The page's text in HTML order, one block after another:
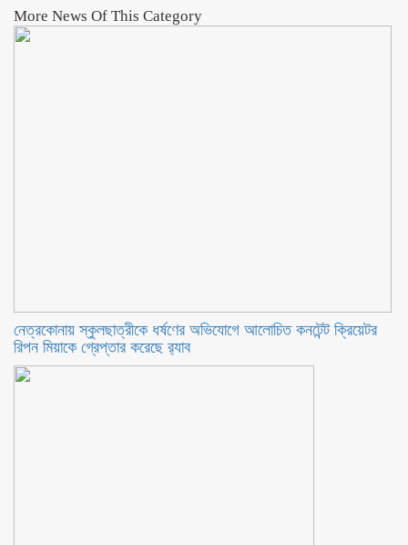
More News Of This Category
নেত্রকোনায় স্কুলছাত্রীকে ধর্ষণের অভিযোগে আলোচিত কনটেন্ট ক্রিয়েটর
রিপন মিয়াকে গ্রেপ্তার করেছে র‍্যাব